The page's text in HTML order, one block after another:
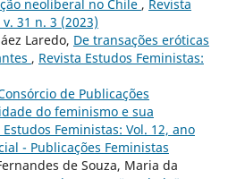
neoliberal no Chile , Revista
31 n. 3 (2023)
Laredo, De transações eróticas
, Revista Estudos Feministas:
de Publicações
do feminismo e sua
Estudos Feministas: Vol. 12, ano
- Publicações Feministas
de Souza, Maria da